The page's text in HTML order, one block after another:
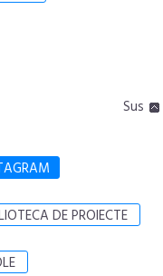
Sus
DE PROIECTE